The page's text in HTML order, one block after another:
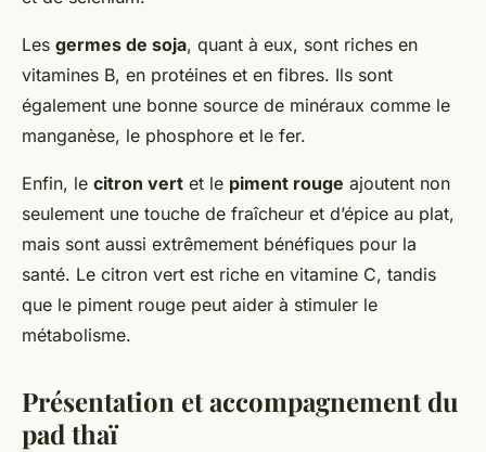
Les germes de soja, quant à eux, sont riches en
vitamines B, en protéines et en fibres. Ils sont
également une bonne source de minéraux comme le
manganèse, le phosphore et le fer.
Enfin, le citron vert et le piment rouge ajoutent non
seulement une touche de fraîcheur et d’épice au plat,
mais sont aussi extrêmement bénéfiques pour la
santé. Le citron vert est riche en vitamine C, tandis
que le piment rouge peut aider à stimuler le
métabolisme.
Présentation et accompagnement du
pad thaï